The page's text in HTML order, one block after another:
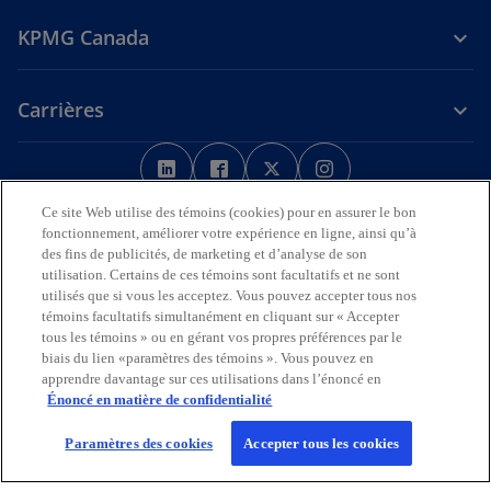
KPMG Canada
Carrières
s
’
o
u
v
r
e
d
a
n
u
s
’
o
u
v
r
e
d
a
n
s
u
n
s
’
o
u
v
r
e
d
a
n
s
u
n
’
o
u
v
r
e
d
a
n
s
u
n
Avis juridiqueConfidentialité Aide
Nous reconnaissons en toute déférence que les bureaux de KPMG
sur l’Île de la Tortue (Amérique du Nord) sont situés sur les
territoires traditionnels, visés par traité et non cédés des Premières
Nations, des Inuits et des Métis.
© 2026 KPMG s.r.l./S.E.N.C.R.L., société à responsabilité limitée de
l’Ontario et cabinet membre de l’organisation mondiale KPMG de
cabinets indépendants affiliés à KPMG International Limited, société
de droit anglais à responsabilité limitée par garantie. Tous droits
Pour en savoir plus sur la structure de l’organisation mondiale KPMG,
visitezhttps://kpmg.com/governances
(en anglais).
Ce site Web utilise des témoins (cookies) pour en assurer le bon
fonctionnement, améliorer votre expérience en ligne, ainsi qu’à
des fins de publicités, de marketing et d’analyse de son
utilisation. Certains de ces témoins sont facultatifs et ne sont
utilisés que si vous les acceptez. Vous pouvez accepter tous nos
témoins facultatifs simultanément en cliquant sur « Accepter
tous les témoins » ou en gérant vos propres préférences par le
biais du lien «paramètres des témoins ». Vous pouvez en
apprendre davantage sur ces utilisations dans l’énoncé en
Énoncé en matière de confidentialité
Paramètres des cookies Accepter tous les cookies